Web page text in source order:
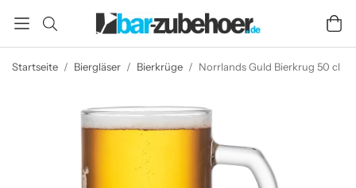
Startseite / Biergläser / Bierkrüge / Norrlands Guld Bierkrug 50 cl